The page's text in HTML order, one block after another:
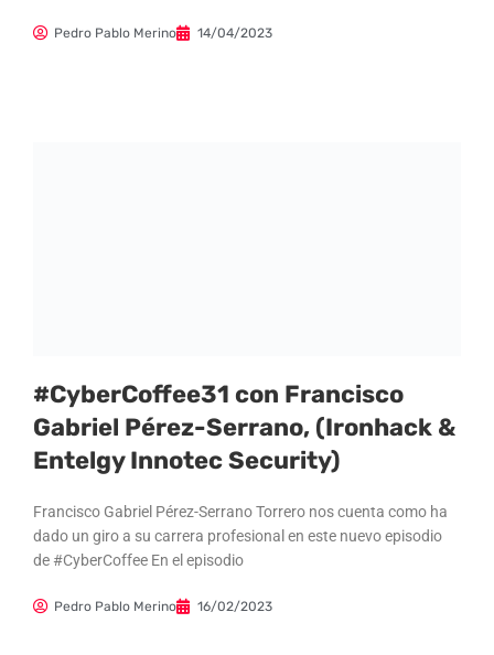
Pedro Pablo Merino 14/04/2023
#CyberCoffee31 con Francisco
Gabriel Pérez-Serrano, (Ironhack &
Entelgy Innotec Security)
Francisco Gabriel Pérez-Serrano Torrero nos cuenta como ha
dado un giro a su carrera profesional en este nuevo episodio
de #CyberCoffee En el episodio
Pedro Pablo Merino 16/02/2023